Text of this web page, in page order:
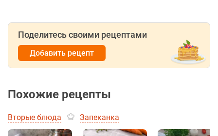
Поделитесь своими рецептами
Добавить рецепт
Похожие рецепты
Вторые блюда Запеканка